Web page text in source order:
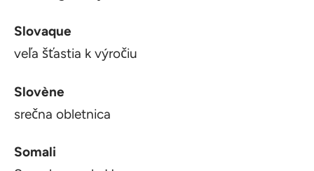
Slovaque
veľa šťastia k výročiu
Slovène
srečna obletnica
Somali